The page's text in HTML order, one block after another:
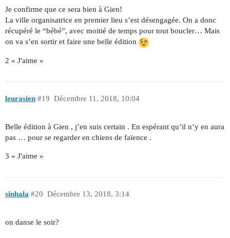
Je confirme que ce sera bien à Gien!
La ville organisatrice en premier lieu s’est désengagée. On a donc
récupéré le “bébé”, avec moitié de temps pour tout boucler… Mais
on va s’en sortir et faire une belle édition
2 « J'aime »
leurasien Décembre 11, 2018, 10:04
#19
Belle édition à Gien , j’en suis certain . En espérant qu’il n’y en aura
pas … pour se regarder en chiens de faïence .
3 « J'aime »
sinhala Décembre 13, 2018, 3:14
#20
on danse le soir?